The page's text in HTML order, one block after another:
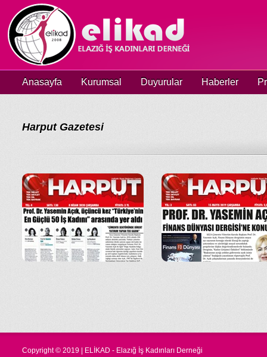
Anasayfa Kurumsal Duyurular Haberler
Harput Gazetesi
Copyright © 2019 | ELİKAD - Elazığ İş Kadınları Derneği